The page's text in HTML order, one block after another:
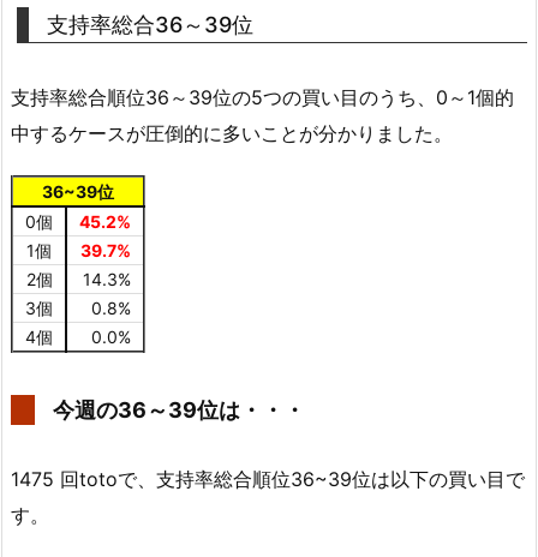
支持率総合36～39位
支持率総合順位36～39位の5つの買い目のうち、0～1個的
中するケースが圧倒的に多いことが分かりました。
36~39位
0個
45.2%
1個
39.7%
2個
14.3%
3個
0.8%
4個
0.0%
今週の36～39位は・・・
1475 回totoで、支持率総合順位36~39位は以下の買い目で
す。